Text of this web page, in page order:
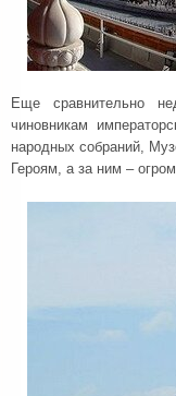
Еще сравнительно
чиновникам
народных собраний,
Героям, а за ним –